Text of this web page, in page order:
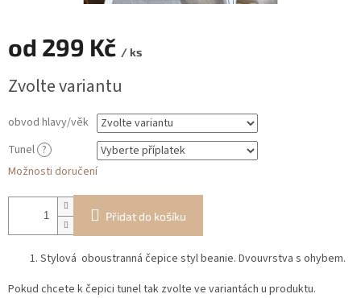
od 299 Kč / ks
cena:
Zvolte variantu
obvod hlavy/věk
Tunel ?
Možnosti doručení
Přidat do košíku
Stylová oboustranná čepice styl beanie. Dvouvrstva s ohybem.
Pokud chcete k čepici tunel tak zvolte ve variantách u produktu.